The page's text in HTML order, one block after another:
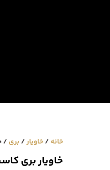
خانه /خاویار/ بری /
خاویار بری